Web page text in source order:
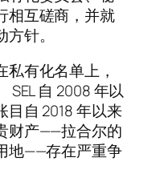
相互磋商，并就
针。
有化名单上，
SEL 自 2008 年以
自 2018 年以来
财产——拉合尔的
地——存在严重争